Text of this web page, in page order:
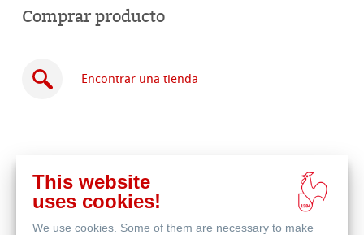
Comprar producto
Encontrar una tienda
Comprar
en
línea
This website
uses cookies!
We use cookies. Some of them are necessary to make